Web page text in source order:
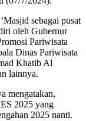
sebagai pusat
oleh Gubernur
Pariwisata
Dinas Pariwisata
Khatib Al
lainnya.
mengatakan,
2025 yang
2025 nanti.